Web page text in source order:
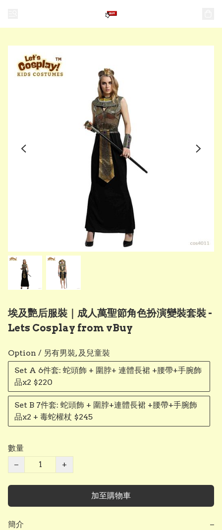
埃及艷后服裝｜成人萬聖節角色扮演變裝套裝 -
Lets Cosplay from vBuy
Option / 另有男裝, 及兒童裝
​Set A 6件套: 蛇頭飾 + 圍脖+​ 連體長裙 +腰帶+​手腕飾
品x2 $220
​Set B 7件套: 蛇頭飾 + 圍脖+​連體長裙 +腰帶+​手腕飾
品x2 + 毒蛇權杖 $245
數量
−
+
加至購物車
簡介 −